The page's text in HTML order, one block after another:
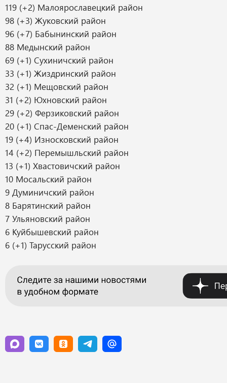
119 (+2) Малоярославецкий район
98 (+3) Жуковский район
96 (+7) Бабынинский район
88 Медынский район
69 (+1) Сухиничский район
33 (+1) Жиздринский район
32 (+1) Мещовский район
31 (+2) Юхновский район
29 (+2) Ферзиковский район
20 (+1) Спас-Деменский район
19 (+4) Износковский район
14 (+2) Перемышльский район
13 (+1) Хвастовичский район
10 Мосальский район
9 Думиничский район
8 Барятинский район
7 Ульяновский район
6 Куйбышевский район
6 (+1) Тарусский район